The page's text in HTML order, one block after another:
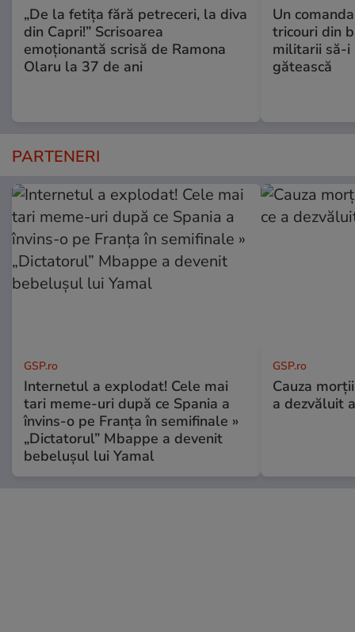
„De la fetița fără petreceri, la diva
din Capri!” Scrisoarea
emoționantă scrisă de Ramona
Olaru la 37 de ani
Un
tricouri din
militarii să-i
gătească
PARTENERI
GSP.ro
Internetul a explodat! Cele mai
tari meme-uri după ce Spania a
învins-o pe Franța în semifinale »
„Dictatorul” Mbappe a devenit
bebelușul lui Yamal
GSP.ro
Cauza
a dezvăluit